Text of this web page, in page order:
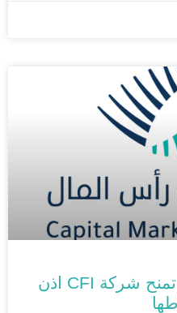
هيئة سوق رأس المال تمنح شركة CFI اذن